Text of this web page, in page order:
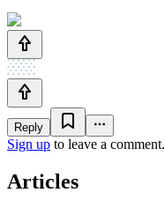
Reply
Sign up to leave a comment.
Articles